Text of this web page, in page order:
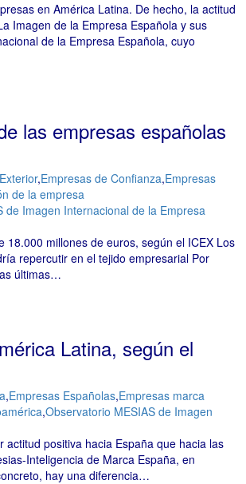
en América Latina. De hecho, la actitud
Imagen de la Empresa Española y sus
de la Empresa Española, cuyo
las empresas españolas
,Empresas de Confianza,Empresas
de la empresa
de Imagen Internacional de la Empresa
millones de euros, según el ICEX Los
repercutir en el tejido empresarial Por
últimas…
Latina, según el
,Empresas Españolas,Empresas marca
,Observatorio MESIAS de Imagen
positiva hacia España que hacia las
Inteligencia de Marca España, en
hay una diferencia…